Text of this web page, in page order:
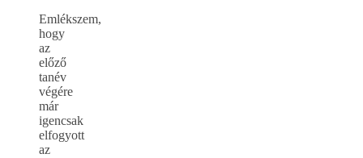
Emlékszem,
hogy
az
előző
tanév
végére
már
igencsak
elfogyott
az